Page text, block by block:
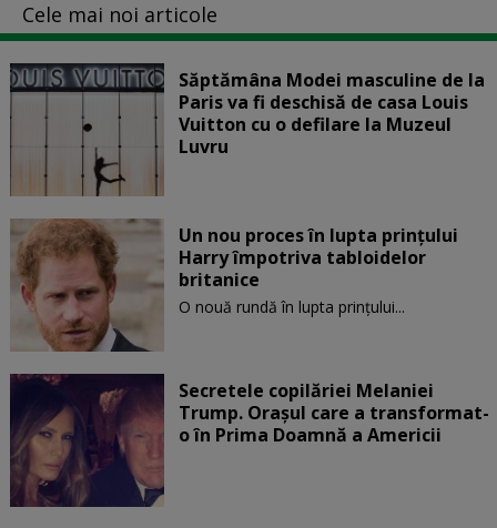
Cele mai noi articole
Săptămâna Modei masculine de la
Paris va fi deschisă de casa Louis
Vuitton cu o defilare la Muzeul
Luvru
Un nou proces în lupta prinţului
Harry împotriva tabloidelor
britanice
O nouă rundă în lupta prinţului...
Secretele copilăriei Melaniei
Trump. Orașul care a transformat-
o în Prima Doamnă a Americii